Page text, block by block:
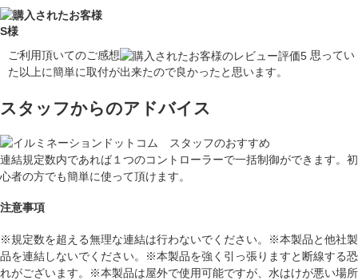
S様
ご利用頂いてのご感想
思ってい
た以上に簡単に取付が出来たので良かったと思います。
スタッフからのアドバイス
連結規定数内であれば１つのコントローラーで一括制御ができます。初
心者の方でも簡単に使って頂けます。
注意事項
※規定数を超える無理な連結は行わないでください。※本製品と他社製
品を連結しないでください。※本製品を強く引っ張りますと断線する恐
れがございます。※本製品は屋外で使用可能ですが、水はけが悪い場所